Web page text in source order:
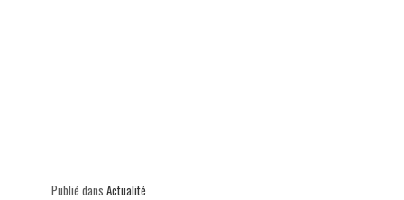
Publié dans Actualité